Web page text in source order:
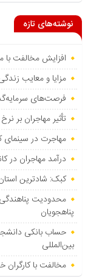
نوشته‌های تازه
افزایش مخالفت با
مزایا و معایب
فرصت‌های
تأثیر مهاجران بر
مهاجرت در سینمای
درآمد مهاجران در
کبک: شادترین
پناهجویان
حساب بانکی
بین‌المللی
مخالفت با کارگران